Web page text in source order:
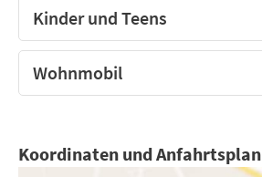
Kinder und Teens
Wohnmobil
Koordinaten und Anfahrtsplan